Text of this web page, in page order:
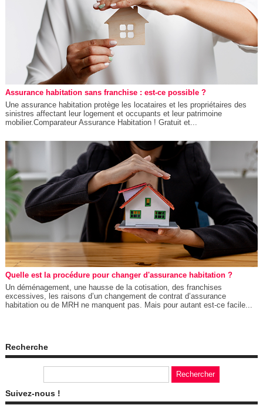
Assurance habitation sans franchise : est-ce possible ?
Une assurance habitation protège les locataires et les propriétaires des
sinistres affectant leur logement et occupants et leur patrimoine
mobilier.Comparateur Assurance Habitation ! Gratuit et...
Quelle est la procédure pour changer d'assurance habitation ?
Un déménagement, une hausse de la cotisation, des franchises
excessives, les raisons d’un changement de contrat d’assurance
habitation ou de MRH ne manquent pas. Mais pour autant est-ce facile...
Recherche
Suivez-nous !